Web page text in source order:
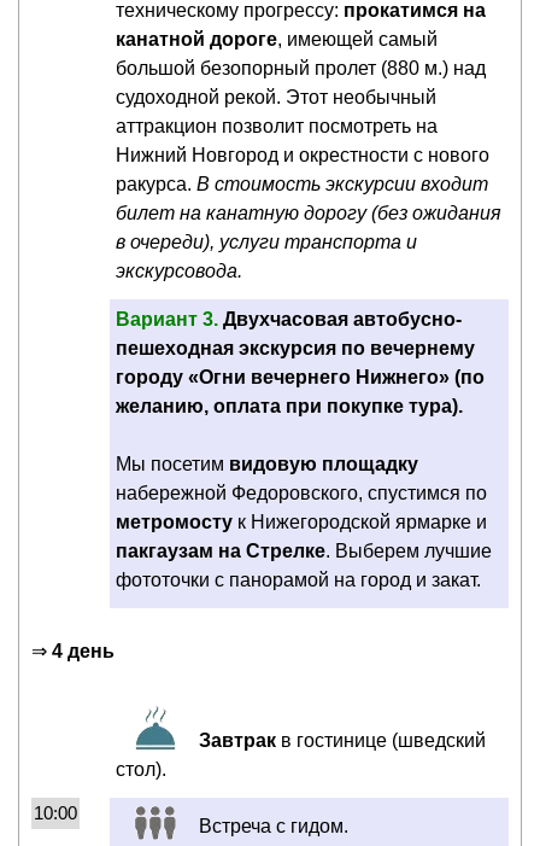
техническому прогрессу: прокатимся на
канатной дороге, имеющей самый
большой безопорный пролет (880 м.) над
судоходной рекой. Этот необычный
аттракцион позволит посмотреть на
Нижний Новгород и окрестности с нового
ракурса. В стоимость экскурсии входит
билет на канатную дорогу (без ожидания
в очереди), услуги транспорта и
экскурсовода.
Вариант 3. Двухчасовая автобусно-
пешеходная экскурсия по вечернему
городу «Огни вечернего Нижнего» (по
желанию, оплата при покупке тура).
Мы посетим видовую площадку
набережной Федоровского, спустимся по
метромосту к Нижегородской ярмарке и
пакгаузам на Стрелке. Выберем лучшие
фототочки с панорамой на город и закат.
⇒ 4 день
Завтрак в гостинице (шведский
стол).
10:00
Встреча с гидом.